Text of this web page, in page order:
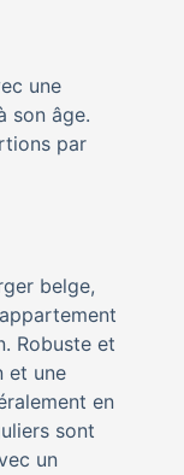
une
son âge.
par
belge,
Robuste et
et une
en
sont
un